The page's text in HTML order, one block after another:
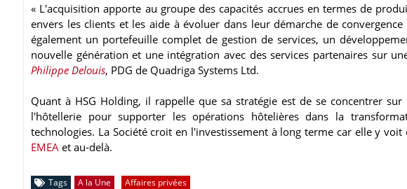
« L'acquisition apporte au groupe des capacités accrues en termes de
envers les clients et les aide à évoluer dans leur démarche de
également un portefeuille complet de gestion de services, un
nouvelle génération et une intégration avec des services partenaires sur
Philippe Delouis, PDG de Quadriga Systems Ltd.
Quant à HSG Holding, il rappelle que sa stratégie est de se concentrer
l'hôtellerie pour supporter les opérations hôtelières dans la
technologies. La Société croit en l'investissement à long terme car elle y
EMEA et au-delà.
Tags A la Une Affaires privées